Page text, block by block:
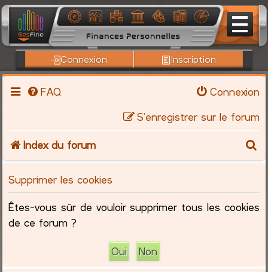
Connexion Inscription
FAQ
Connexion
S’enregistrer sur le forum
Index du forum
c
r
Supprimer les cookies
Êtes-vous sûr de vouloir supprimer tous les cookies
de ce forum ?